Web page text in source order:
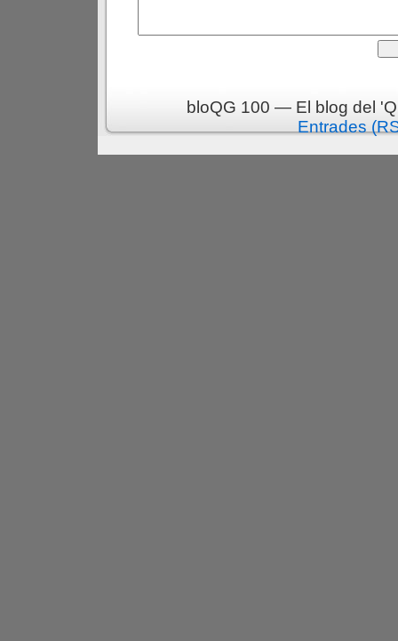
bloQG 100 — El blog del
Entrades